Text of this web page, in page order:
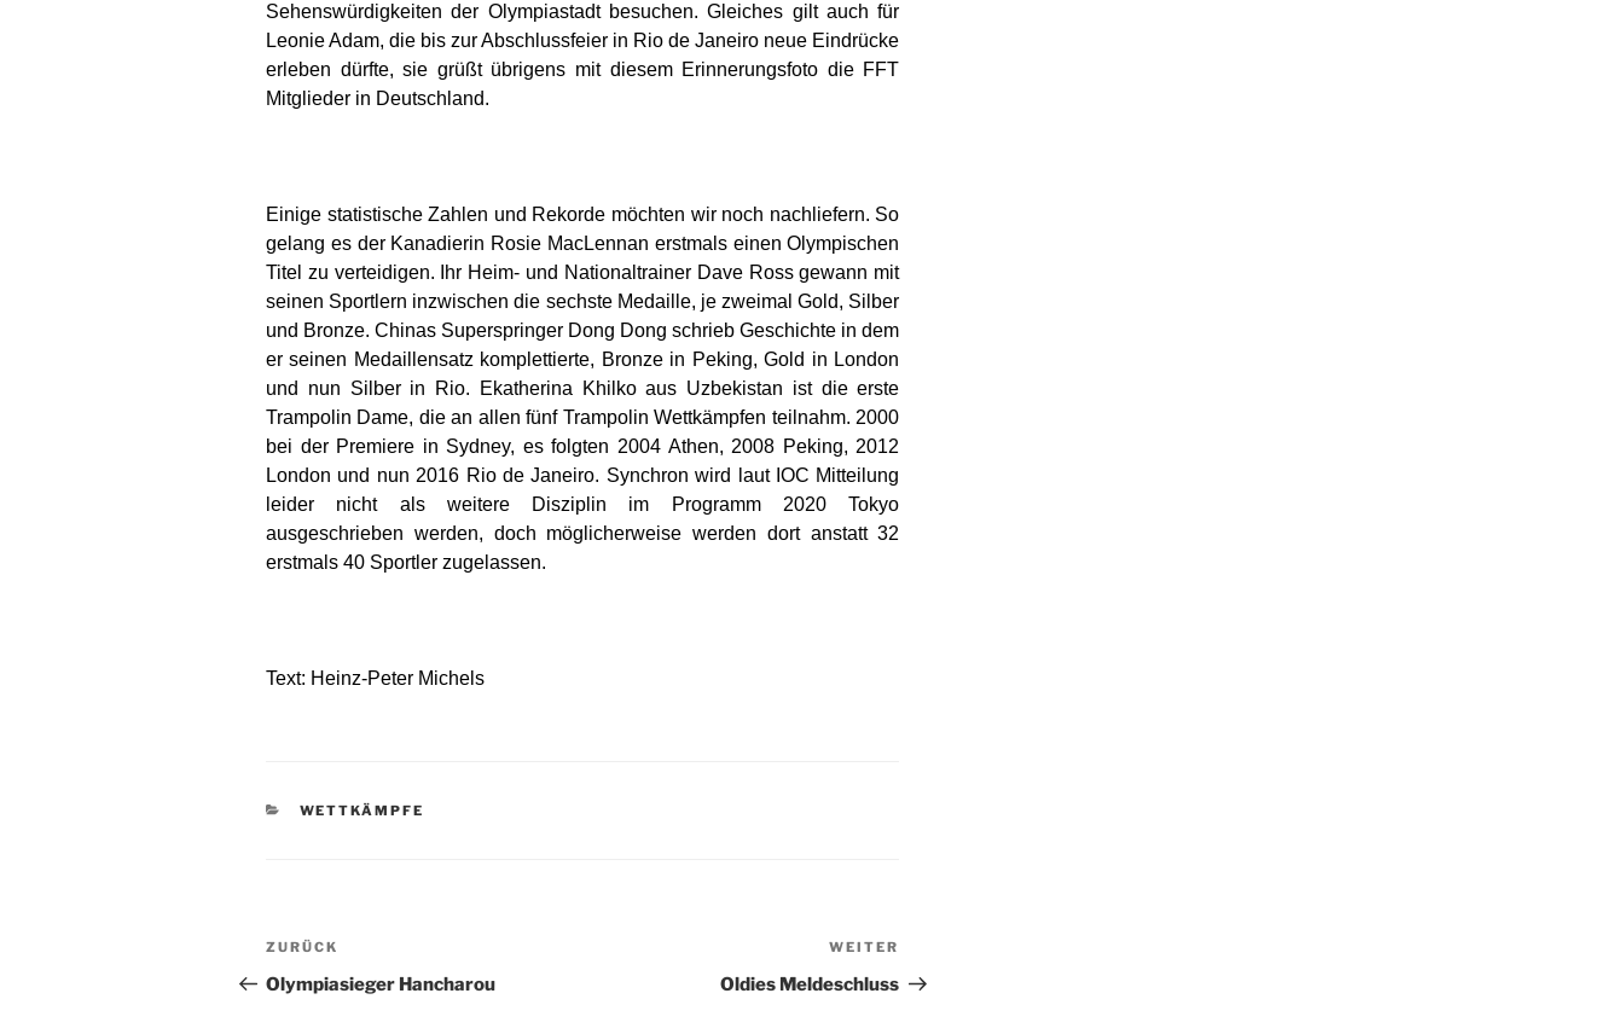
Sehenswürdigkeiten der Olympiastadt besuchen. Gleiches gilt auch für
Leonie Adam, die bis zur Abschlussfeier in Rio de Janeiro neue Eindrücke
erleben dürfte, sie grüßt übrigens mit diesem Erinnerungsfoto die FFT
Mitglieder in Deutschland.
Einige statistische Zahlen und Rekorde möchten wir noch nachliefern. So
gelang es der Kanadierin Rosie MacLennan erstmals einen Olympischen
Titel zu verteidigen. Ihr Heim- und Nationaltrainer Dave Ross gewann mit
seinen Sportlern inzwischen die sechste Medaille, je zweimal Gold, Silber
und Bronze. Chinas Superspringer Dong Dong schrieb Geschichte in dem
er seinen Medaillensatz komplettierte, Bronze in Peking, Gold in London
und nun Silber in Rio. Ekatherina Khilko aus Uzbekistan ist die erste
Trampolin Dame, die an allen fünf Trampolin Wettkämpfen teilnahm. 2000
bei der Premiere in Sydney, es folgten 2004 Athen, 2008 Peking, 2012
London und nun 2016 Rio de Janeiro. Synchron wird laut IOC Mitteilung
leider nicht als weitere Disziplin im Programm 2020 Tokyo
ausgeschrieben werden, doch möglicherweise werden dort anstatt 32
erstmals 40 Sportler zugelassen.
Text: Heinz-Peter Michels
KATEGORIEN
WETTKÄMPFE
Beitragsnavigation
Vorheriger
Beitrag
ZURÜCK
Olympiasieger Hancharou
Beitrag
WEITER
Oldies Meldeschluss